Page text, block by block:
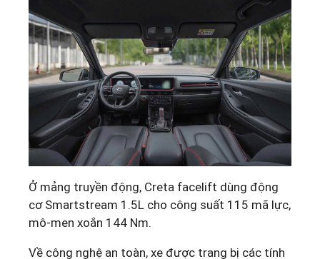
Ở mảng truyền động, Creta facelift dùng động
cơ Smartstream 1.5L cho công suất 115 mã lực,
mô-men xoắn 144 Nm.
Về công nghệ an toàn, xe được trang bị các tính